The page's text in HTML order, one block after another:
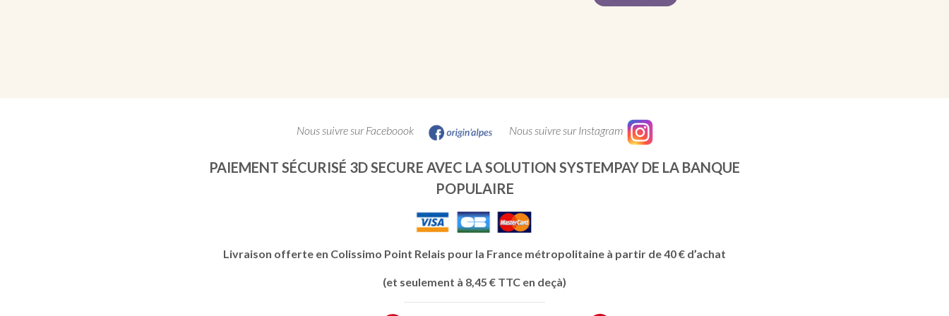
Nous suivre sur Faceboook Nous suivre sur Instagram
PAIEMENT SÉCURISÉ 3D SECURE AVEC LA SOLUTION SYSTEMPAY DE LA BANQUE
POPULAIRE
Livraison offerte en Colissimo Point Relais pour la France métropolitaine à partir de 40 € d’achat
(et seulement à 8,45 € TTC en deçà)